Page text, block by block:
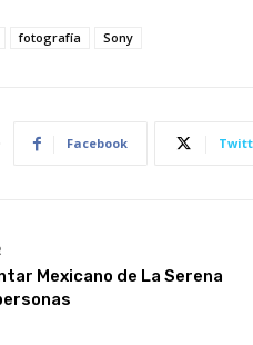
fotografía Sony
Facebook
Mexicano de La Serena